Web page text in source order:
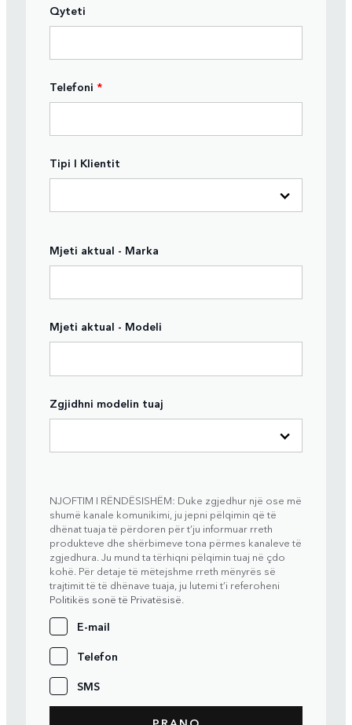
Qyteti
Telefoni *
Tipi I Klientit
Mjeti aktual - Marka
Mjeti aktual - Modeli
Zgjidhni modelin tuaj
NJOFTIM I RËNDËSISHËM: Duke zgjedhur një ose më
shumë kanale komunikimi, ju jepni pëlqimin që të
dhënat tuaja të përdoren për t’ju informuar rreth
produkteve dhe shërbimeve tona përmes kanaleve të
zgjedhura. Ju mund ta tërhiqni pëlqimin tuaj në çdo
kohë. Për detaje të mëtejshme rreth mënyrës së
trajtimit të të dhënave tuaja, ju lutemi t’i referoheni
Politikës sonë të Privatësisë
E-mail
Telefon
SMS